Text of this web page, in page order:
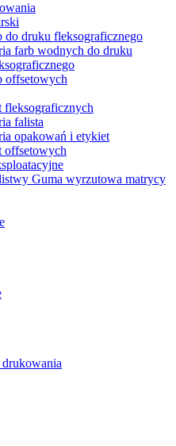
do druku fleksograficznego
farb wodnych do druku
offsetowych
fleksograficznych
falista
opakowań i etykiet
offsetowych
Guma wyrzutowa matrycy
drukowania